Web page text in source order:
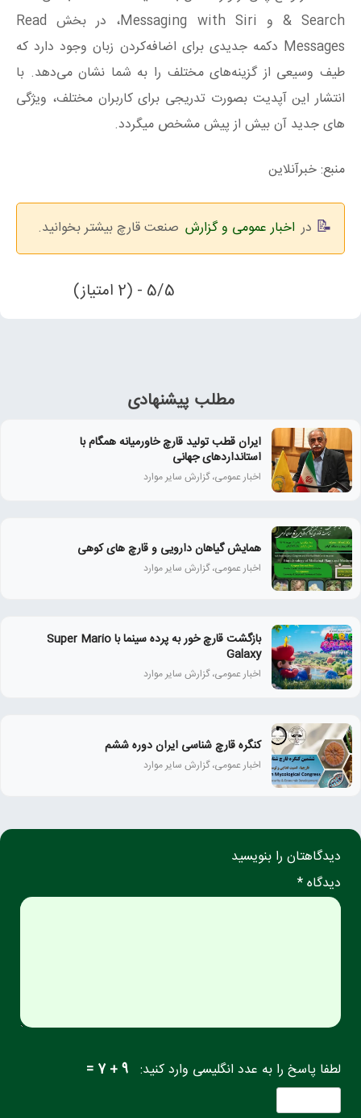
& Search و Messaging with Siri، در بخش Read
Messages دکمه جدیدی برای اضافه‌کردن زبان وجود دارد که
طیف وسیعی از گزینه‌های مختلف را به شما نشان می‌دهد. با
انتشار این آپدیت بصورت تدریجی برای کاربران مختلف، ویژگی
های جدید آن بیش از پیش مشخص میگردد.
منبع: خبرآنلاین
در اخبار عمومی و گزارش صنعت قارچ بیشتر بخوانید.
5/5 - (2 امتیاز)
مطلب پیشنهادی
ایران قطب تولید قارچ خاورمیانه همگام با
استانداردهای جهانی
اخبار عمومی، گزارش سایر موارد
همايش گياهان دارويی و قارچ‌ های كوهی
اخبار عمومی، گزارش سایر موارد
بازگشت قارچ خور به پرده سینما با Super Mario
Galaxy
اخبار عمومی، گزارش سایر موارد
کنگره قارچ شناسی ایران دوره ششم
اخبار عمومی، گزارش سایر موارد
دیدگاهتان را بنویسید
دیدگاه *
لطفا پاسخ را به عدد انگلیسی وارد کنید: 9 + 7 =